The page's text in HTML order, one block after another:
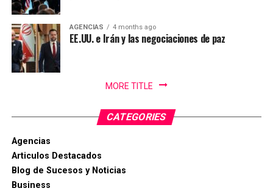
AGENCIAS 4 months ago
EE.UU. e Irán y las negociaciones de paz
MORE TITLE
CATEGORIES
Agencias
Articulos Destacados
Blog de Sucesos y Noticias
Business